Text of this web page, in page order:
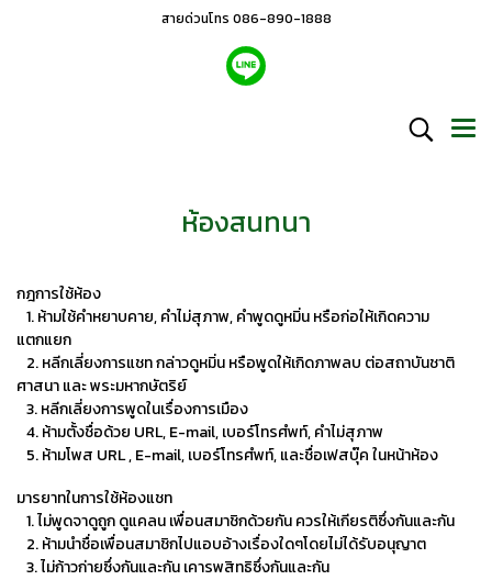
สายด่วนโทร 086-890-1888
ห้องสนทนา
กฎการใช้ห้อง
1. ห้ามใช้คำหยาบคาย, คำไม่สุภาพ, คำพูดดูหมิ่น หรือก่อให้เกิดความ
แตกแยก
2. หลีกเลี่ยงการแชท กล่าวดูหมิ่น หรือพูดให้เกิดภาพลบ ต่อสถาบันชาติ
ศาสนา และ พระมหากษัตริย์
3. หลีกเลี่ยงการพูดในเรื่องการเมือง
4. ห้ามตั้งชื่อด้วย URL, E-mail, เบอร์โทรศํพท์, คำไม่สุภาพ
5. ห้ามโพส URL , E-mail, เบอร์โทรศํพท์, และชื่อเฟสบุ๊ค ในหน้าห้อง
มารยาทในการใช้ห้องแชท
1. ไม่พูดจาดูถูก ดูแคลน เพื่อนสมาชิกด้วยกัน ควรให้เกียรติซึ่งกันและกัน
2.ห้ามนำชื่อเพื่อนสมาชิกไปแอบอ้างเรื่องใดๆโดยไม่ได้รับอนุญาต
3.ไม่ก้าวก่ายซึ่งกันและกัน เคารพสิทธิซึ่งกันและกัน